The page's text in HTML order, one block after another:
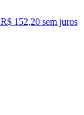
R$ 152,20 sem juros